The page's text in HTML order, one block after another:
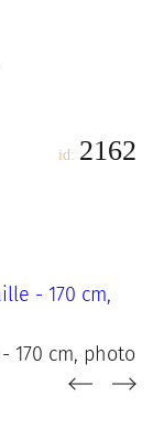
id: 2162